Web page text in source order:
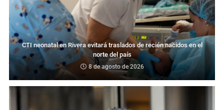
CTI neonatal en Rivera evitará traslados de recién nacidos en el
norte del país
8 de agosto de 2026